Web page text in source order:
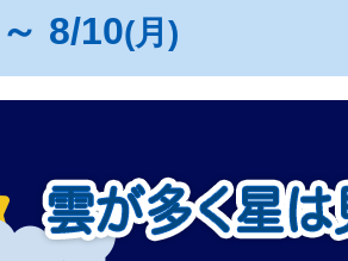
～ 8/10(月)